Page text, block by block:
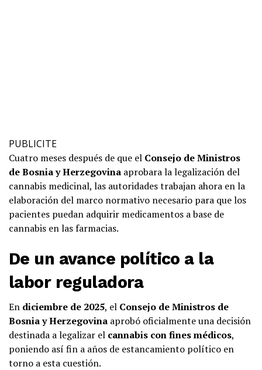
PUBLICITE
Cuatro meses después de que el Consejo de Ministros
de Bosnia y Herzegovina aprobara la legalización del
cannabis medicinal, las autoridades trabajan ahora en la
elaboración del marco normativo necesario para que los
pacientes puedan adquirir medicamentos a base de
cannabis en las farmacias.
De un avance político a la
labor reguladora
En diciembre de 2025, el Consejo de Ministros de
Bosnia y Herzegovina aprobó oficialmente una decisión
destinada a legalizar el cannabis con fines médicos,
poniendo así fin a años de estancamiento político en
torno a esta cuestión.